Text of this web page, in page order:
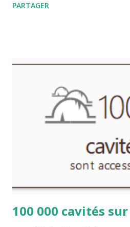
entrées et cavités. Pour des
et aussi compléter les rubriques
PARTAGER
100 000 cavités